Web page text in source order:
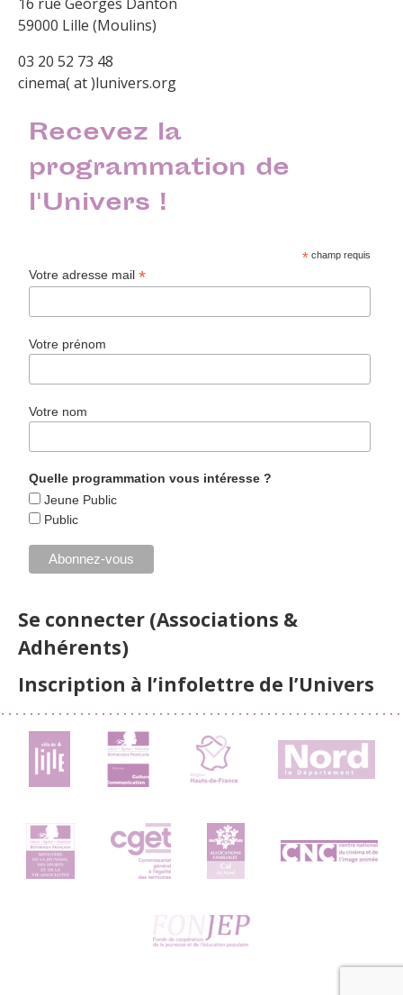
59000 Lille (Moulins)
03 20 52 73 48
cinema( at )lunivers.org
Recevez la
programmation de
l'Univers !
* champ requis
Votre adresse mail*
Votre prénom
Votre nom
Quelle programmation vous intéresse ?
Jeune Public
Public
Se connecter (Associations &
Adhérents)
Inscription à l’infolettre de l’Univers